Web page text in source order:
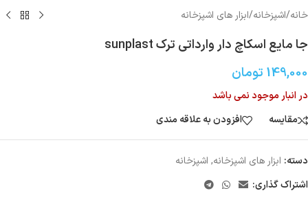
خانه/اشپزخانه/ابزار های اشپزخانه
جا مایع اسکاچ دار وارداتی ترک sunplast
149,000 تومان
در انبار موجود نمی باشد
مقایسه
افزودن به علاقه مندی
دسته: ابزار های اشپزخانه, اشپزخانه
اشتراک گذاری: